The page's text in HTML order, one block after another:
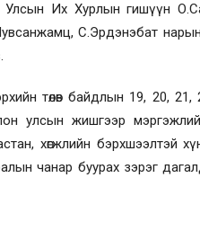
Улсын Их Хурлын гишүүн
С.Эрдэнэбат
төлөв байдлын 19, 20, 21,
улсын жишгээр
хөгжлийн бэрхшээлтэй
алын чанар буурах зэрэг